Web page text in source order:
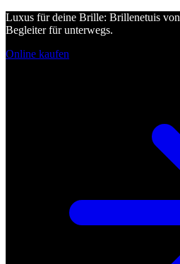
Luxus für deine Brille: Brillenetuis von
Begleiter für unterwegs.
Online kaufen